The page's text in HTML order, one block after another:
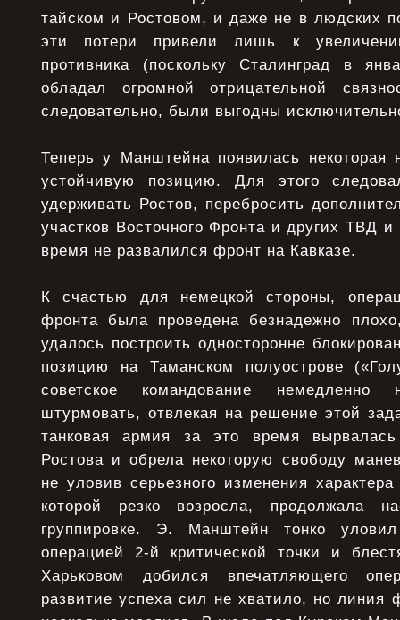
тайском и Ростовом, и даже не в людских
эти потери привели лишь к
противника (поскольку Сталинград в
обладал огромной отрицательной
следовательно, были выгодны
Теперь у Манштейна появилась некоторая
устойчивую позицию. Для этого
удерживать Ростов, перебросить
участков Восточного Фронта и других ТВД
время не развалился фронт на Кавказе.
К счастью для немецкой стороны,
фронта была проведена безнадежно
удалось построить односторонне
позицию на Таманском полуострове
советское командование немедленно
штурмовать, отвлекая на решение этой
танковая армия за это время
Ростова и обрела некоторую свободу
не уловив серьезного изменения
которой резко возросла, продолжала
группировке. Э. Манштейн тонко
операцией 2-й критической точки и
Харьковом добился впечатляющего
развитие успеха сил не хватило, но линия